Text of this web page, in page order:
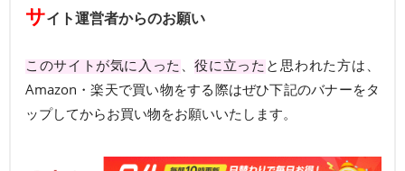
サイト運営者からのお願い
このサイトが気に入った 、 役に立った と思われた方は、
Amazon・楽天で買い物をする際はぜひ下記のバナーをタ
ップしてからお買い物をお願いいたします。